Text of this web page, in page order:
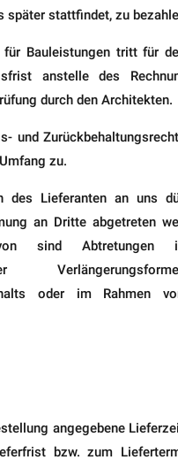
später stattfindet, zu
für Bauleistungen tritt für
anstelle des
durch den Architekten.
und
zu.
des Lieferanten an uns
an Dritte abgetreten
sind Abtretungen
oder im Rahmen
angegebene
bzw. zum